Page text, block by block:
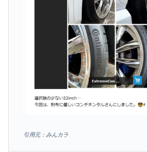
引用元：みんカラ